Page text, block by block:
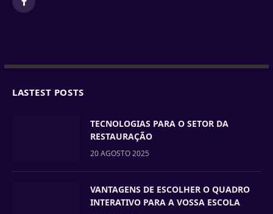
Facebook
LASTEST POSTS
TECNOLOGIAS PARA O SETOR DA
RESTAURAÇÃO
20 AGOSTO 2025
VANTAGENS DE ESCOLHER O QUADRO
INTERATIVO PARA A VOSSA ESCOLA